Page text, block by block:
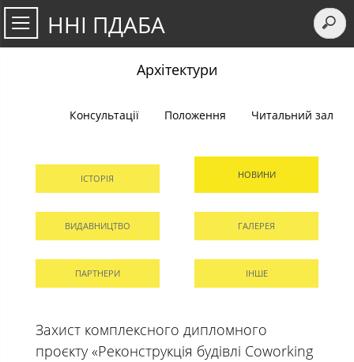
ННІ ПДАБА
Архітектури
Консультації Положення Читальний зал
ІСТОРІЯ НОВИНИ
ВИДАВНИЦТВО ГАЛЕРЕЯ
ПАРТНЕРИ ІНШЕ
Захист комплексного дипломного
проєкту «Реконструкція будівлі Coworking